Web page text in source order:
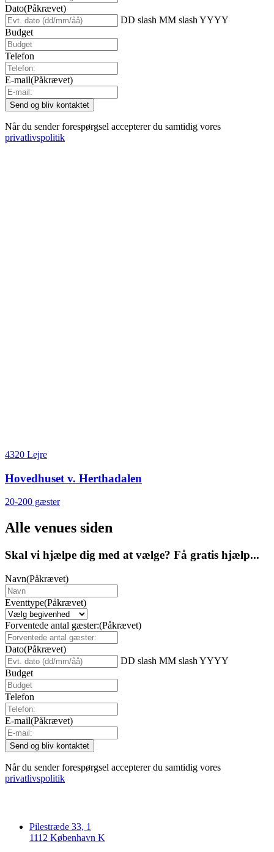
Dato(Påkrævet)
DD slash MM slash YYYY
Budget
Telefon
E-mail(Påkrævet)
Når du sender forespørgsel accepterer du samtidig vores
privatlivspolitik
4320 Lejre
Hovedhuset v. Herthadalen
20-200 gæster
Alle venues siden
Skal vi hjælpe dig med at vælge? Få gratis hjælp...
Navn(Påkrævet)
Eventtype(Påkrævet)
Forventede antal gæster:(Påkrævet)
Dato(Påkrævet)
DD slash MM slash YYYY
Budget
Telefon
E-mail(Påkrævet)
Når du sender forespørgsel accepterer du samtidig vores
privatlivspolitik
Pilestræde 33, 1
1112 København K